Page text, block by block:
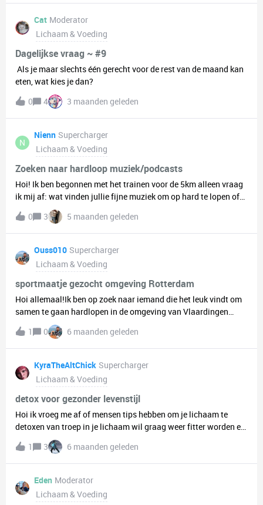
mee bezig was, maar op dit moment ben ik daar wat minder
mee bezig en sta ik eigenlijk overal wel voor open. In mijn vrije
tijd ben ik vaak bezig met social media en het maken van
video’s, zoals memes en korte content. Verder vind ik het chill
om muziek te luisteren, een beetje te gamen en gewoon te
relaxen. Ik zoek vooral gezellige mensen om mee te praten en
misschien ook om een keer iets leuks mee te doen. Lijkt het je
leuk om te praten? Stuur gerust een bericht 🙂 Groetjes,Noud
Cat Moderator
Lichaam & Voeding
Dagelijkse vraag ~ #9
Als je maar slechts één gerecht voor de rest van de maand kan
eten, wat kies je dan?
0
4 3 maanden geleden
N
Nienn Supercharger
Lichaam & Voeding
Zoeken naar hardloop muziek/podcasts
Hoi! Ik ben begonnen met het trainen voor de 5km alleen vraag
ik mij af: wat vinden jullie fijne muziek om op hard te lopen of
wat zijn misschien leuke podcasts om naar te luisteren tijdens
het trainen? Ik weet zelf niet echt wat fijn is ook om goed tempo
te kunnen houden tijdens het hardlopen.🏃‍♀️
0 3 5 maanden geleden
Ouss010 Supercharger
Lichaam & Voeding
sportmaatje gezocht omgeving Rotterdam
Hoi allemaal!Ik ben op zoek naar iemand die het leuk vindt om
samen te gaan hardlopen in de omgeving van Vlaardingen
en/of Schiedam. Of je nu net begint of al wat meer ervaring
hebt, dat maakt mij niet uit – het gaat vooral om het samen
bewegen en elkaar motiveren.Naast hardlopen sta ik ook open
voor andere sportieve activiteiten zoals wandelen, bootcampen
in het park, fietsen of zelfs padellen. Heb jij leuke ideeën of ben
je zelf ook op zoek naar een sportmaatje? Stuur gerust een
berichtje!
1 0 6 maanden geleden
KyraTheAltChick Supercharger
Lichaam & Voeding
detox voor gezonder levenstijl
Hoi ik vroeg me af of mensen tips hebben om je lichaam te
detoxen van troep in je lichaam wil graag weer fitter worden en
heb eigenlijk niet de motivatie voor de sportschool en het geld
ervoor Laat me graag weten in dit bericht of pm Groetjes Kyra
1 3 6 maanden geleden
Eden Moderator
Lichaam & Voeding